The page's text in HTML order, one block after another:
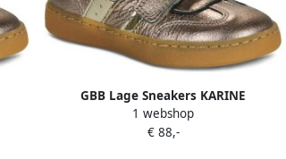
GBB Lage Sneakers KARINE
1 webshop
€ 88,-